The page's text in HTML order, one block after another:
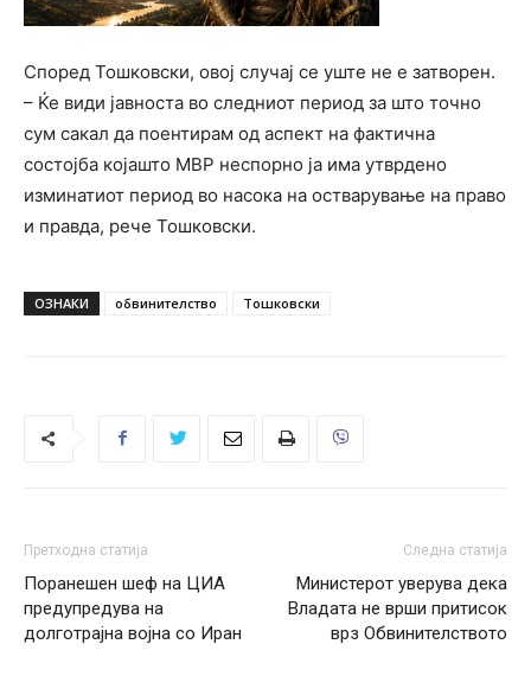
Според Тошковски, овој случај се уште не е затворен.
– Ќе види јавноста во следниот период за што точно
сум сакал да поентирам од аспект на фактична
состојба којашто МВР неспорно ја има утврдено
изминатиот период во насока на остварување на право
и правда, рече Тошковски.
ОЗНАКИ обвинителство Тошковски
Претходна статија
Поранешен шеф на ЦИА
предупредува на
долготрајна војна со Иран
Следна статија
Министерот уверува дека
Владата не врши притисок
врз Обвинителството